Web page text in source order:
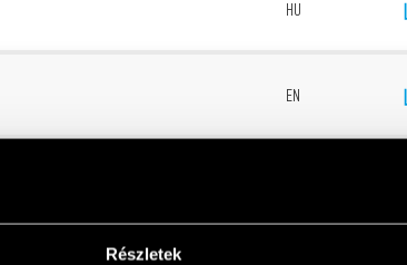
Részletek
HU
EN